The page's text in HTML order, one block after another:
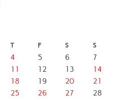
T F S S
4 5 6
7
11 12 13
14
18 19 20
21
25 26 27
28